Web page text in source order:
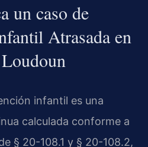
un caso de
Atrasada en
infantil es una
calculada conforme a
§ 20-108.1 y § 20-108.2,